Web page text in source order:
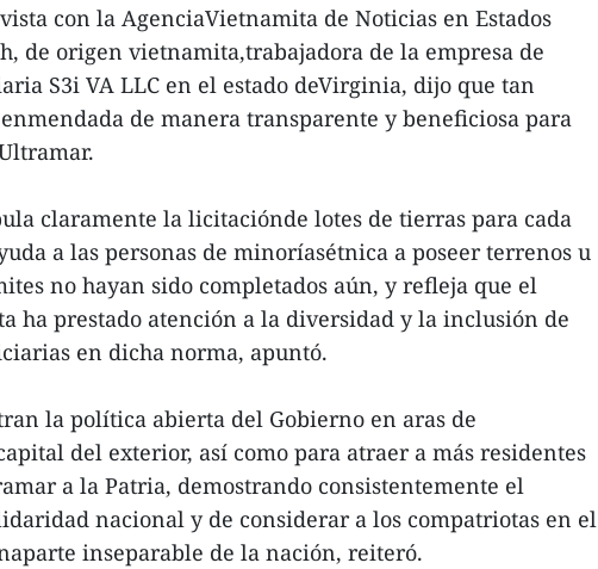
con la AgenciaVietnamita de Noticias en Estados
de origen vietnamita,trabajadora de la empresa de
S3i VA LLC en el estado deVirginia, dijo que tan
de manera transparente y beneficiosa para
claramente la licitaciónde lotes de tierras para cada
a las personas de minoríasétnica a poseer terrenos u
no hayan sido completados aún, y refleja que el
ha prestado atención a la diversidad y la inclusión de
en dicha norma, apuntó.
la política abierta del Gobierno en aras de
del exterior, así como para atraer a más residentes
a la Patria, demostrando consistentemente el
nacional y de considerar a los compatriotas en el
inseparable de la nación, reiteró.